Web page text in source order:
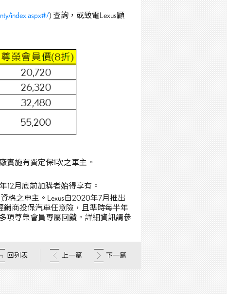
index.aspx#/) 查詢，或致電Lexus顧
實施有費定保1次之車主。
12月底前加購者始得享有。
格之車主。Lexus自2020年7月推出
銷商投保汽車任意險，且準時每半年
項尊榮會員專屬回饋。詳細資訊請參
回列表 上一篇 下一篇